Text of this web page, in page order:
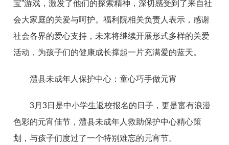
宝”游戏，激发了他们的探索精神，深切感受到了来自社
会大家庭的关爱与呵护。福利院相关负责人表示，感谢
社会各界的爱心支持，未来将继续开展形式多样的关爱
活动，为孩子们的健康成长撑起一片充满爱的蓝天。
澧县未成年人保护中心：童心巧手做元宵
3月3日是中小学生返校报名的日子，更是富有浪漫
色彩的元宵佳节，澧县未成年人救助保护中心精心策
划，与孩子们度过了一个特别难忘的元宵节。